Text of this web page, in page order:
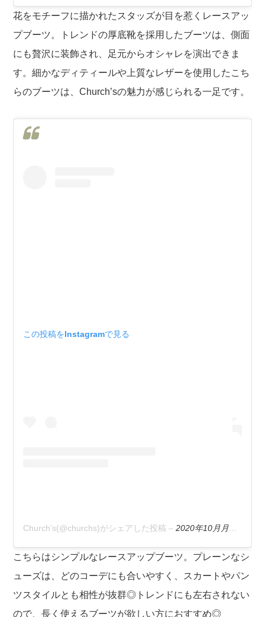
花をモチーフに描かれたスタッズが目を惹くレースアッ
プブーツ。トレンドの厚底靴を採用したブーツは、側面
にも贅沢に装飾され、足元からオシャレを演出できま
す。細かなディティールや上質なレザーを使用したこち
らのブーツは、Church’sの魅力が感じられる一足です。
この投稿をInstagramで見る
Church’s(@churchs)がシェアした投稿 –2020年10月月14日午後2時15分PDT
こちらはシンプルなレースアップブーツ。プレーンなシ
ューズは、どのコーデにも合いやすく、スカートやパン
ツスタイルとも相性が抜群◎トレンドにも左右されない
ので、長く使えるブーツが欲しい方におすすめ◎